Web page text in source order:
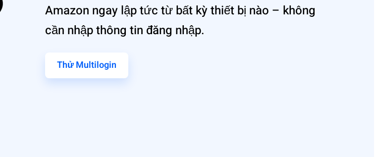
Amazon ngay lập tức từ bất kỳ thiết bị nào – không
cần nhập thông tin đăng nhập.
Thử Multilogin